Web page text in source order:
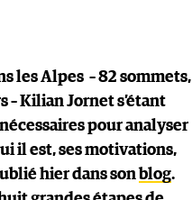
les Alpes – 82 sommets,
– Kilian Jornet s’étant
pour analyser
il est, ses motivations,
hier dans sonblog.